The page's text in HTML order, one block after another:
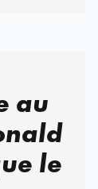
au
le